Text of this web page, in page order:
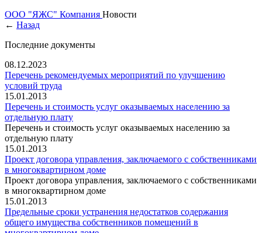
ООО "ЯЖС" Компания Новости
← Назад
Последние документы
08.12.2023
Перечень рекомендуемых мероприятий по улучшению
условий труда
15.01.2013
Перечень и стоимость услуг оказываемых населению за
отдельную плату
Перечень и стоимость услуг оказываемых населению за
отдельную плату
15.01.2013
Проект договора управления, заключаемого с собственниками
в многоквартирном доме
Проект договора управления, заключаемого с собственниками
в многоквартирном доме
15.01.2013
Предельные сроки устранения недостатков содержания
общего имущества собственников помещений в